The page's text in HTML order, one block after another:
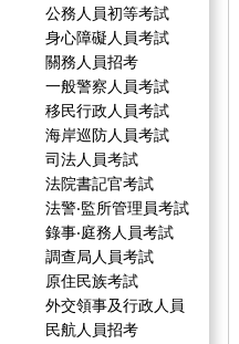
公務人員初等考試
身心障礙人員考試
關務人員招考
一般警察人員考試
移民行政人員考試
海岸巡防人員考試
司法人員考試
法院書記官考試
法警‧監所管理員考試
錄事‧庭務人員考試
調查局人員考試
原住民族考試
外交領事及行政人員
民航人員招考